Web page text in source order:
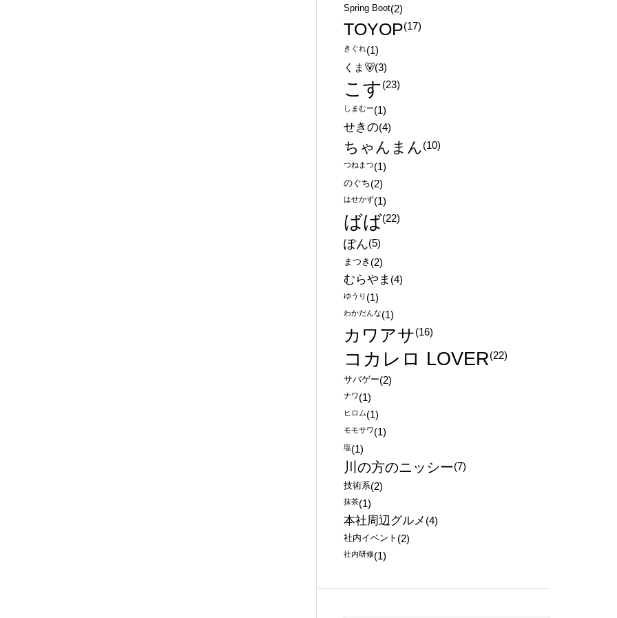
Spring Boot(2)
TOYOP(17)
きぐれ(1)
くま🐻(3)
こす(23)
しまむー(1)
せきの(4)
ちゃんまん(10)
つねまつ(1)
のぐち(2)
はせかず(1)
ばば(22)
ぽん(5)
まつき (2)
むらやま (4)
ゆうり (1)
わかだんな(1)
カワアサ(16)
コカレロ LOVER(22)
サバゲー(2)
ナワ(1)
ヒロム(1)
モモサワ(1)
塩(1)
川の方のニッシー(7)
技術系(2)
抹茶(1)
本社周辺グルメ (4)
社内イベント (2)
社内研修(1)